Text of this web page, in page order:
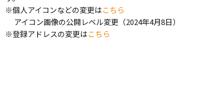
※個人アイコンなどの変更はこちら
アイコン画像の公開レベル変更（2024年4月8日）
※登録アドレスの変更はこちら